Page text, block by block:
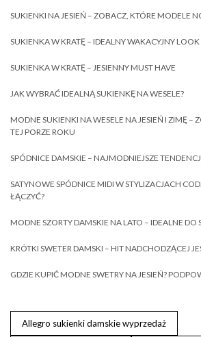
SUKIENKI NA JESIEŃ – ZOBACZ, KTÓRE MODELE
SUKIENKA W KRATĘ – IDEALNY WAKACYJNY LOOK
SUKIENKA W KRATĘ – JESIENNY MUST HAVE
JAK WYBRAĆ IDEALNĄ SUKIENKĘ NA WESELE?
MODNE SUKIENKI NA WESELE NA JESIEŃ I ZIMĘ –
TEJ PORZE ROKU
SPÓDNICE DAMSKIE – NAJMODNIEJSZE
SATYNOWE SPÓDNICE MIDI W STYLIZACJACH
ŁĄCZYĆ?
MODNE SZORTY DAMSKIE NA LATO – IDEALNE DO
KRÓTKI SWETER DAMSKI – HIT NADCHODZĄCEJ
GDZIE KUPIĆ MODNE SWETRY NA JESIEŃ?
Allegro sukienki damskie wyprzedaż